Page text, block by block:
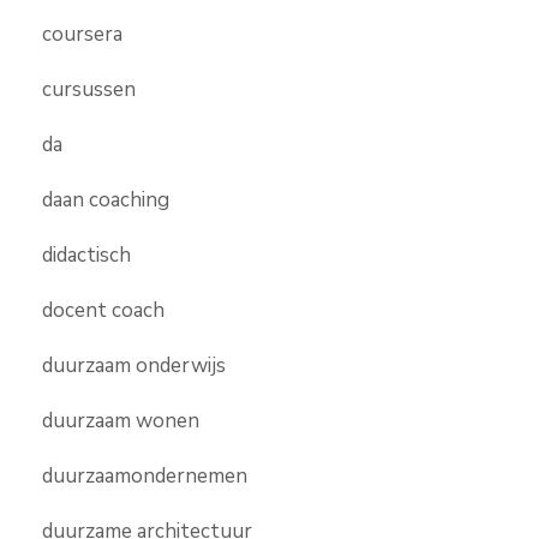
coursera
cursussen
da
daan coaching
didactisch
docent coach
duurzaam onderwijs
duurzaam wonen
duurzaamondernemen
duurzame architectuur